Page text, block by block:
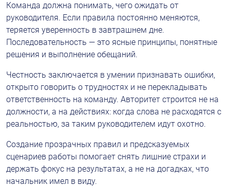
Команда должна понимать, чего ожидать от
руководителя. Если правила постоянно меняются,
теряется уверенность в завтрашнем дне.
Последовательность — это ясные принципы, понятные
решения и выполнение обещаний.
Честность заключается в умении признавать ошибки,
открыто говорить о трудностях и не перекладывать
ответственность на команду. Авторитет строится не на
должности, а на действиях: когда слова не расходятся с
реальностью, за таким руководителем идут охотно.
Создание прозрачных правил и предсказуемых
сценариев работы помогает снять лишние страхи и
держать фокус на результатах, а не на догадках, что
начальник имел в виду.